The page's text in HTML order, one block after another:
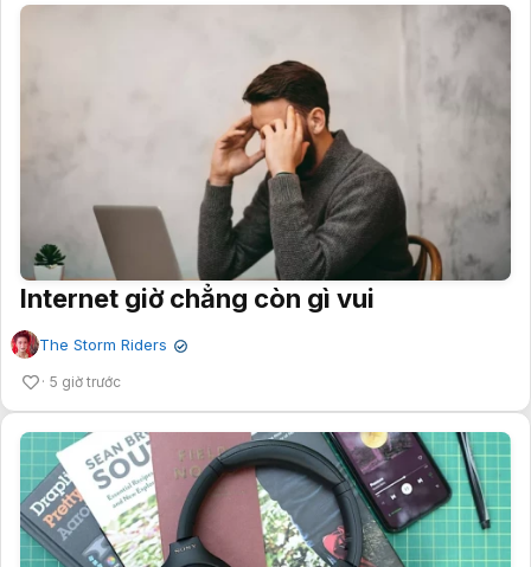
Internet giờ chẳng còn gì vui
The Storm Riders ✔
5 giờ trước